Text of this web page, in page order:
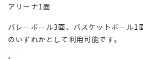
アリーナ1面
バレーボール3面、バスケットボール1
のいずれかとして利用可能です。